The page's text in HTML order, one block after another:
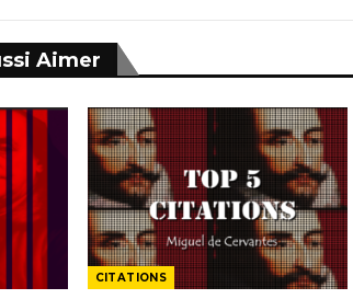
Aimer
CITATIONS